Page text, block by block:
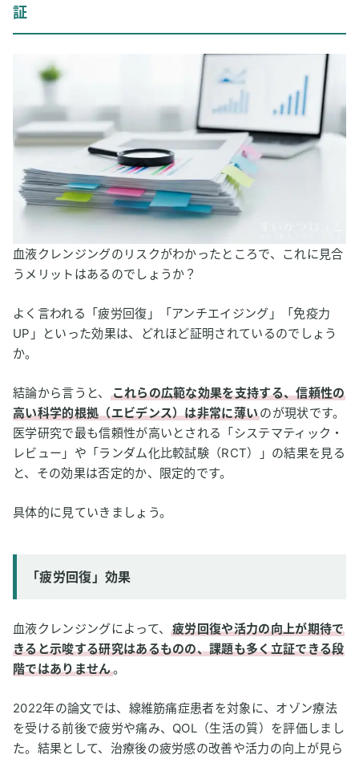
証
血液クレンジングのリスクがわかったところで、これに見合
うメリットはあるのでしょうか？
よく言われる「疲労回復」「アンチエイジング」「免疫力
UP」といった効果は、どれほど証明されているのでしょう
か。
結論から言うと、
これらの広範な効果を支持する、信頼性の
高い科学的根拠（エビデンス）は非常に薄いのが現状です。
医学研究で最も信頼性が高いとされる「システマティック・
レビュー」や「ランダム化比較試験（RCT）」の結果を見る
と、その効果は否定的か、限定的です。
具体的に見ていきましょう。
「疲労回復」効果
血液クレンジングによって、疲労回復や活力の向上が期待で
きると示唆する研究はあるものの、課題も多く立証できる段
階ではありません。
2022年の論文では、線維筋痛症患者を対象に、オゾン療法
を受ける前後で疲労や痛み、QOL（生活の質）を評価しまし
た。結果として、治療後の疲労感の改善や活力の向上が見ら